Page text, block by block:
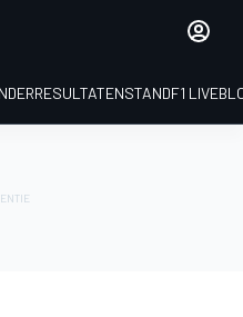
RESULTATENSTANDF1